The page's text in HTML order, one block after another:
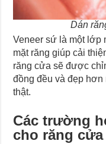
Dán
Veneer sứ là một lớp
mặt răng giúp cải
răng cửa sẽ được
đồng đều và đẹp
thật.
Các trường
cho răng cửa